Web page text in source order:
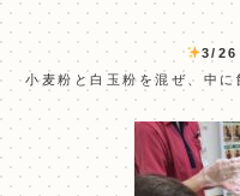
3/
小麦粉と白玉粉を混ぜ、中